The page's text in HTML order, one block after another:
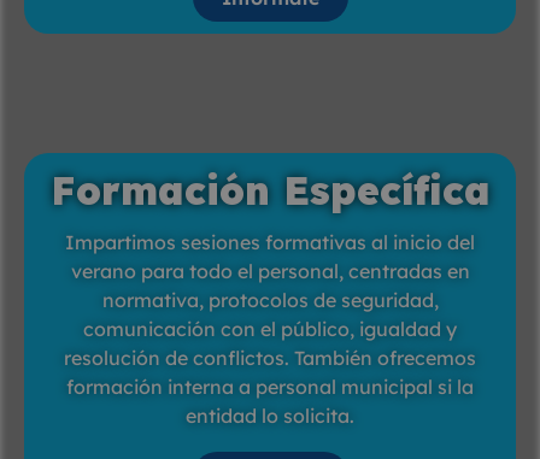
Formación Específica
Impartimos sesiones formativas al inicio del
verano para todo el personal, centradas en
normativa, protocolos de seguridad,
comunicación con el público, igualdad y
resolución de conflictos. También ofrecemos
formación interna a personal municipal si la
entidad lo solicita.